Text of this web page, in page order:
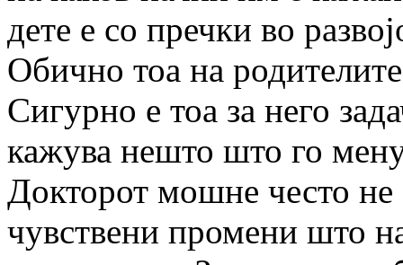
дете е со пречки во
Обично тоа на
Сигурно е тоа за него
кажува нешто што го
Докторот мошне често не
чувствени промени што